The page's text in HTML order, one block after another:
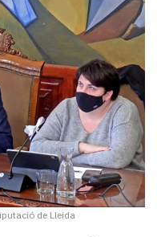
de Lleida